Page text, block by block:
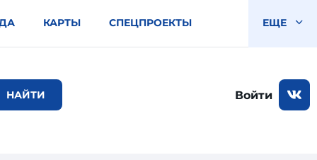
КАРТЫ СПЕЦПРОЕКТЫ ЕЩЕ
Войти